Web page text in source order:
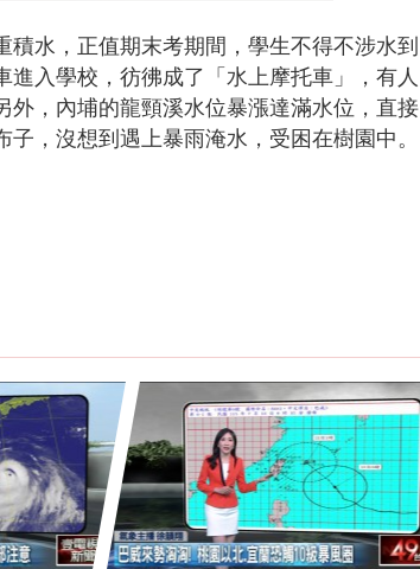
水，正值期末考期間，學生不得不涉水到
入學校，彷彿成了「水上摩托車」，有人
外，內埔的龍頸溪水位暴漲達滿水位，直接
，沒想到遇上暴雨淹水，受困在樹園中。